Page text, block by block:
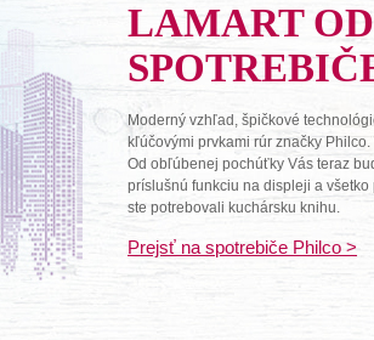
LAMART
Moderný vzhľad, špičkové
kľúčovými prvkami rúr značky
Od obľúbenej pochúťky Vás teraz
príslušnú funkciu na displeji a
ste potrebovali kuchársku knihu.
Prejsť na spotrebiče Philco >